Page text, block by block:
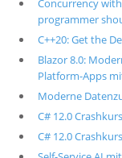
Concurrency
programmer
C++20: Get the
Blazor 8.0:
Platform-Apps
Moderne
C# 12.0 Crashkurs
C# 12.0 Crashkurs